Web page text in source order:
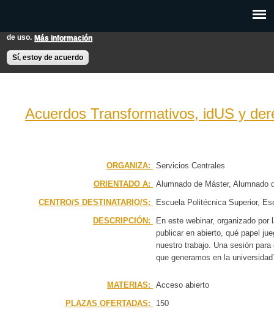
Esta web utiliza cookies para mejorar su experiencia de usuario.
de uso. Más información
Sí, estoy de acuerdo
principal
EXPON@us.es
BÚSQUEDA AVANZADA
CALENDARIO
Acuerdos Transformativos, idUS y
ORGANIZA:
Servicios Centrales
ORIENTADO A:
Alumnado de Máster Alumnado
CENTRO/S DESTINATARIO/S:
Escuela Politécnica Superior
Facultad de Ciencias de la
de Derecho
Facultad de
Geografia e Historia
Facultad
Turismo y Finanzas
DESCRIPCIÓN:
En este webinar, organizado
publicar en abierto, qué papel
nuestro trabajo. Una sesión
que generamos en la
MATERIAS:
Acceso abierto
PLAZAS OFERTADAS:
150